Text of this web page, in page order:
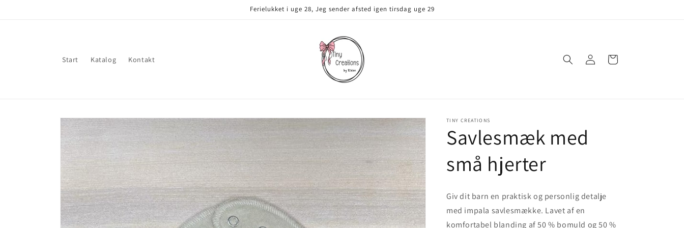
Ferielukket i uge 28, Jeg sender afsted igen tirsdag uge 29
Start Katalog Kontakt
ind
Indkøbskurv
produktoplysninger
TINY CREATIONS
Savlesmæk med
små hjerter
Giv dit barn en praktisk og personlig detalje
med impala savlesmække. Lavet af en
komfortabel blanding af 50 % bomuld og 50 %